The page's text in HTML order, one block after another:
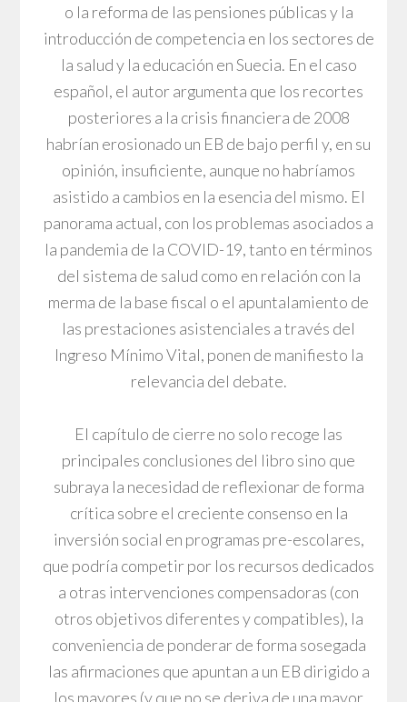
o la reforma de las pensiones públicas y la
introducción de competencia en los sectores de
la salud y la educación en Suecia. En el caso
español, el autor argumenta que los recortes
posteriores a la crisis financiera de 2008
habrían erosionado un EB de bajo perfil y, en su
opinión, insuficiente, aunque no habríamos
asistido a cambios en la esencia del mismo. El
panorama actual, con los problemas asociados a
la pandemia de la COVID-19, tanto en términos
del sistema de salud como en relación con la
merma de la base fiscal o el apuntalamiento de
las prestaciones asistenciales a través del
Ingreso Mínimo Vital, ponen de manifiesto la
relevancia del debate.
El capítulo de cierre no solo recoge las
principales conclusiones del libro sino que
subraya la necesidad de reflexionar de forma
crítica sobre el creciente consenso en la
inversión social en programas pre-escolares,
que podría competir por los recursos dedicados
a otras intervenciones compensadoras (con
otros objetivos diferentes y compatibles), la
conveniencia de ponderar de forma sosegada
las afirmaciones que apuntan a un EB dirigido a
los mayores (y que no se deriva de una mayor